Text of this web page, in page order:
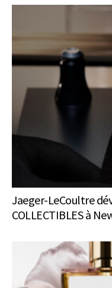
Jaeger-LeCoultre
COLLECTIBLES à